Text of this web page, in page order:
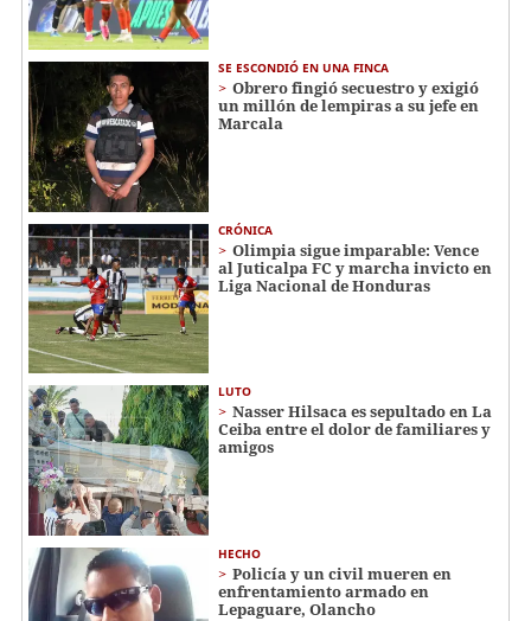
SE ESCONDIÓ EN UNA FINCA
Obrero fingió secuestro y exigió
un millón de lempiras a su jefe en
Marcala
CRÓNICA
Olimpia sigue imparable: Vence
al Juticalpa FC y marcha invicto en
Liga Nacional de Honduras
LUTO
Nasser Hilsaca es sepultado en La
Ceiba entre el dolor de familiares y
amigos
HECHO
Policía y un civil mueren en
enfrentamiento armado en
Lepaguare, Olancho